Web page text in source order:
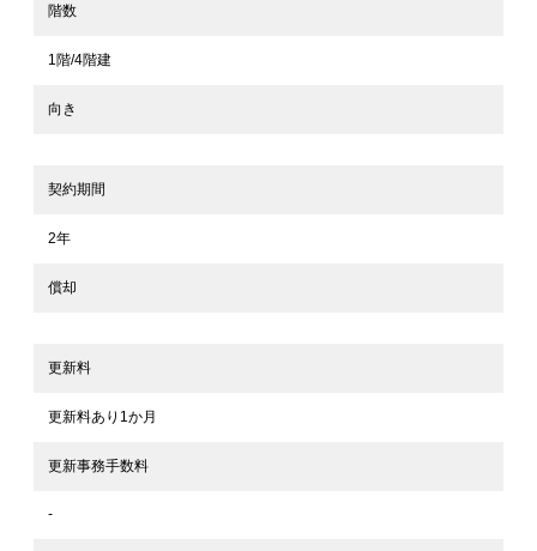
階数
1階/4階建
向き
契約期間
2年
償却
更新料
更新料あり1か月
更新事務手数料
-